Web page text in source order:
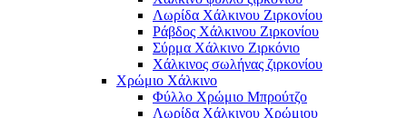
Λωρίδα Χάλκινου Ζιρκονίου
Ράβδος Χάλκινου Ζιρκονίου
Σύρμα Χάλκινο Ζιρκόνιο
Χάλκινος σωλήνας ζιρκονίου
Χρώμιο Χάλκινο
Φύλλο Χρώμιο Μπρούτζο
Λωρίδα Χάλκινου Χρώμιου